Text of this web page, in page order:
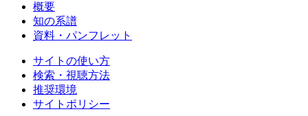
概要
知の系譜
資料・パンフレット
サイトの使い方
検索・視聴方法
推奨環境
サイトポリシー